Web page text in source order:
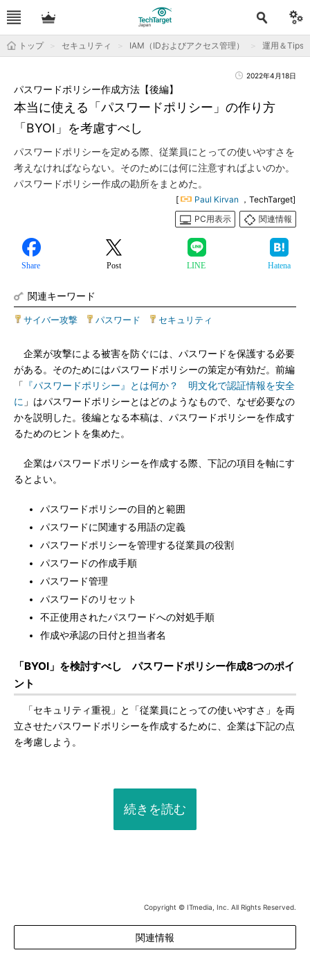
トップ セキュリティ IAM（IDおよびアクセス管理） 運用＆Tips
2022年4月18日
本当に使える「パスワードポリシー」の作り方
「BYOI」を考慮すべし
パスワードポリシー作成方法【後編】
パスワードポリシーを定める際、従業員にとっての使いやすさを
考えなければならない。そのためには何に注意すればよいのか。
パスワードポリシー作成の勘所をまとめた。
[ Paul Kirvan ，TechTarget]
PC用表示
関連情報
Share Post LINE Hatena
関連キーワード
サイバー攻撃 パスワード セキュリティ
企業が攻撃による被害を防ぐには、パスワードを保護する必要
がある。そのためにはパスワードポリシーの策定が有効だ。前編
「
『パスワードポリシー』とは何か？ 明文化で認証情報を安全
に 」はパスワードポリシーとはどのようなもので、なぜ必要なの
かを説明した。後編となる本稿は、パスワードポリシーを作成す
るためのヒントを集めた。
企業はパスワードポリシーを作成する際、下記の項目を軸にす
るとよい。
パスワードポリシーの目的と範囲
パスワードに関連する用語の定義
パスワードポリシーを管理する従業員の役割
パスワードの作成手順
パスワード管理
パスワードのリセット
不正使用されたパスワードへの対処手順
作成や承認の日付と担当者名
「BYOI」を検討すべし パスワードポリシー作成8つのポイ
ント
「セキュリティ重視」と「従業員にとっての使いやすさ」を両
立させたパスワードポリシーを作成するために、企業は下記の点
を考慮しよう。
続きを読む
Copyright © ITmedia, Inc. All Rights Reserved.
関連情報